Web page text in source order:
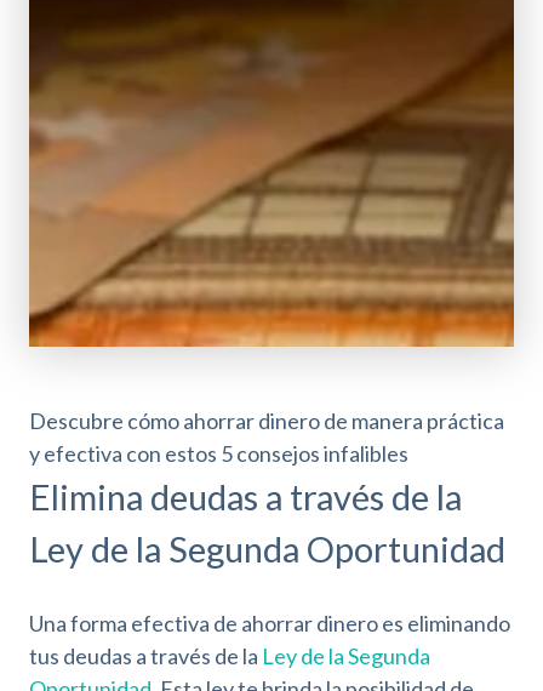
Descubre cómo ahorrar dinero de manera práctica
y efectiva con estos 5 consejos infalibles
Elimina deudas a través de la
Ley de la Segunda Oportunidad
Una forma efectiva de ahorrar dinero es eliminando
tus deudas a través de la Ley de la Segunda